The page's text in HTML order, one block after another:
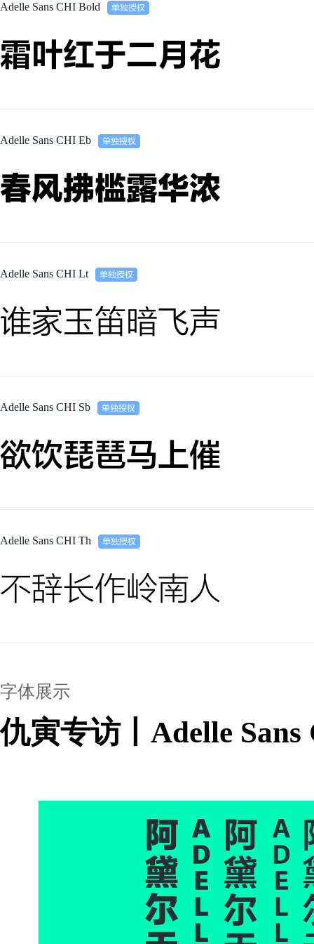
Adelle Sans CHI Bold
霜叶红于二月花
Adelle Sans CHI Eb
春风拂槛露华浓
Adelle Sans CHI Lt
谁家玉笛暗飞声
Adelle Sans CHI Sb
欲饮琵琶马上催
Adelle Sans CHI Th
不辞长作岭南人
字体展示
仇寅专访丨Adelle Sans